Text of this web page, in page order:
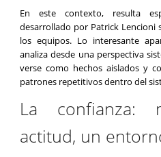
En este contexto, resulta
desarrollado por Patrick Lencioni
los equipos. Lo interesante
analiza desde una perspectiva
verse como hechos aislados y
patrones repetitivos dentro del
La confianza:
actitud, un